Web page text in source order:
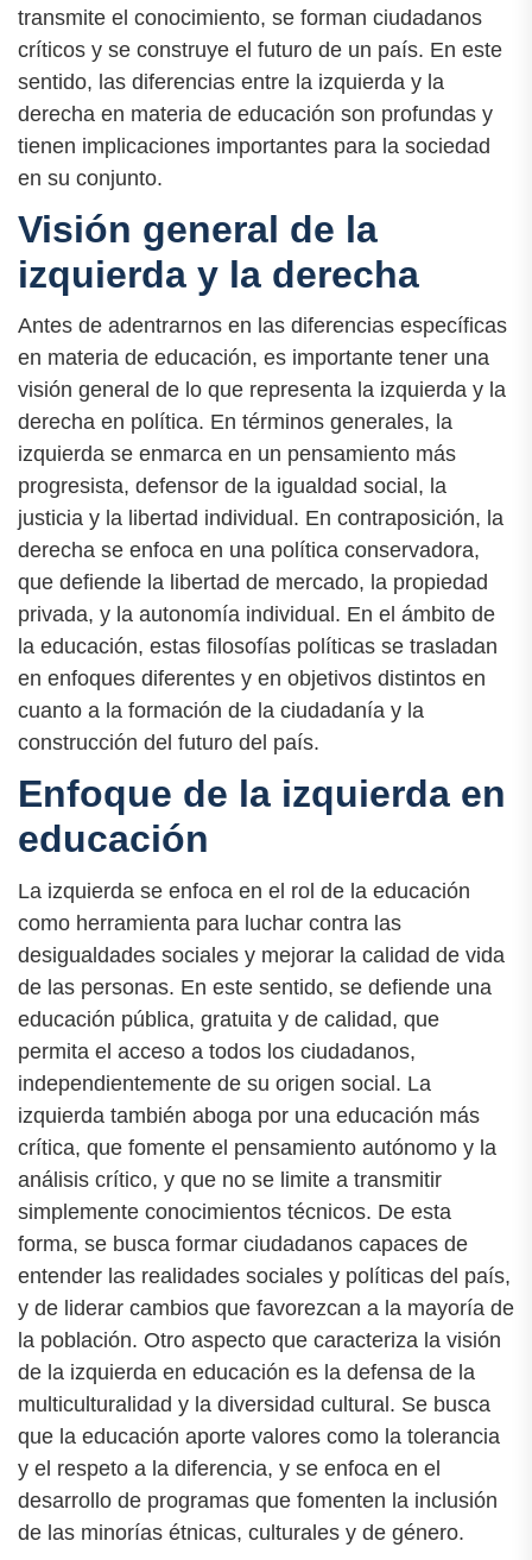
transmite el conocimiento, se forman ciudadanos
críticos y se construye el futuro de un país. En este
sentido, las diferencias entre la izquierda y la
derecha en materia de educación son profundas y
tienen implicaciones importantes para la sociedad
en su conjunto.
Visión general de la
izquierda y la derecha
Antes de adentrarnos en las diferencias específicas
en materia de educación, es importante tener una
visión general de lo que representa la izquierda y la
derecha en política. En términos generales, la
izquierda se enmarca en un pensamiento más
progresista, defensor de la igualdad social, la
justicia y la libertad individual. En contraposición, la
derecha se enfoca en una política conservadora,
que defiende la libertad de mercado, la propiedad
privada, y la autonomía individual. En el ámbito de
la educación, estas filosofías políticas se trasladan
en enfoques diferentes y en objetivos distintos en
cuanto a la formación de la ciudadanía y la
construcción del futuro del país.
Enfoque de la izquierda en
educación
La izquierda se enfoca en el rol de la educación
como herramienta para luchar contra las
desigualdades sociales y mejorar la calidad de vida
de las personas. En este sentido, se defiende una
educación pública, gratuita y de calidad, que
permita el acceso a todos los ciudadanos,
independientemente de su origen social. La
izquierda también aboga por una educación más
crítica, que fomente el pensamiento autónomo y la
análisis crítico, y que no se limite a transmitir
simplemente conocimientos técnicos. De esta
forma, se busca formar ciudadanos capaces de
entender las realidades sociales y políticas del país,
y de liderar cambios que favorezcan a la mayoría de
la población. Otro aspecto que caracteriza la visión
de la izquierda en educación es la defensa de la
multiculturalidad y la diversidad cultural. Se busca
que la educación aporte valores como la tolerancia
y el respeto a la diferencia, y se enfoca en el
desarrollo de programas que fomenten la inclusión
de las minorías étnicas, culturales y de género.